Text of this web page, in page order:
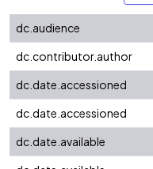
dc.audience
dc.contributor.author
dc.date.accessioned
dc.date.accessioned
dc.date.available